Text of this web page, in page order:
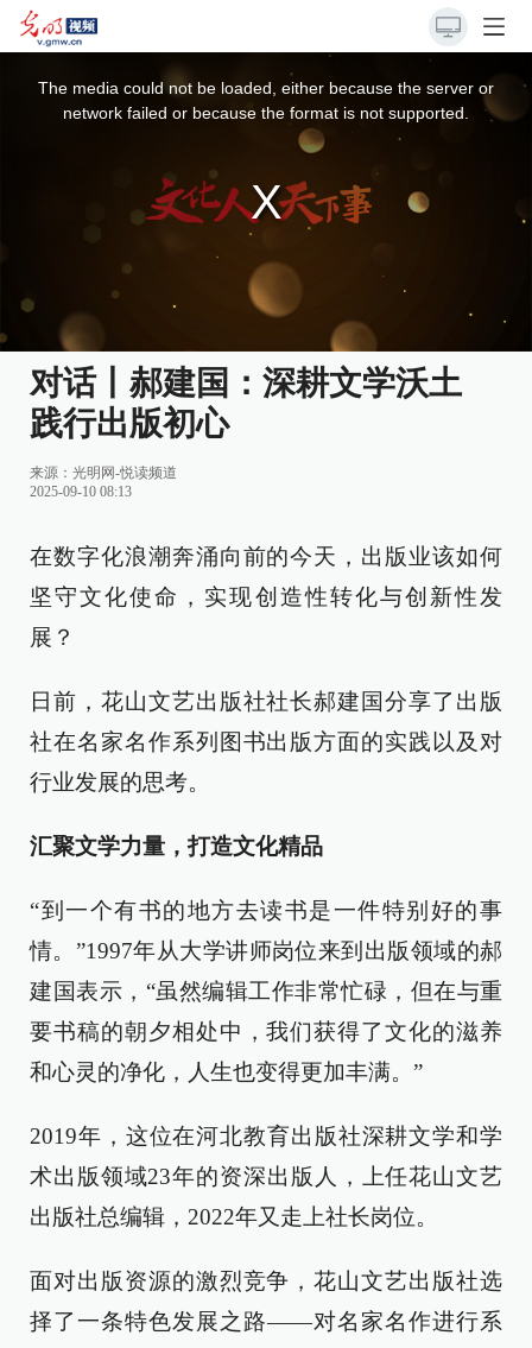
The media could not be loaded, either because the server or
network failed or because the format is not supported.
对话丨郝建国：深耕文学沃土
践行出版初心
来源： 光明网-悦读频道
2025-09-10 08:13
在数字化浪潮奔涌向前的今天，出版业该如何
坚守文化使命，实现创造性转化与创新性发
展？
日前，花山文艺出版社社长郝建国分享了出版
社在名家名作系列图书出版方面的实践以及对
行业发展的思考。
汇聚文学力量，打造文化精品
“到一个有书的地方去读书是一件特别好的事
情。”1997年从大学讲师岗位来到出版领域的郝
建国表示，“虽然编辑工作非常忙碌，但在与重
要书稿的朝夕相处中，我们获得了文化的滋养
和心灵的净化，人生也变得更加丰满。”
2019年，这位在河北教育出版社深耕文学和学
术出版领域23年的资深出版人，上任花山文艺
出版社总编辑，2022年又走上社长岗位。
面对出版资源的激烈竞争，花山文艺出版社选
择了一条特色发展之路——对名家名作进行系